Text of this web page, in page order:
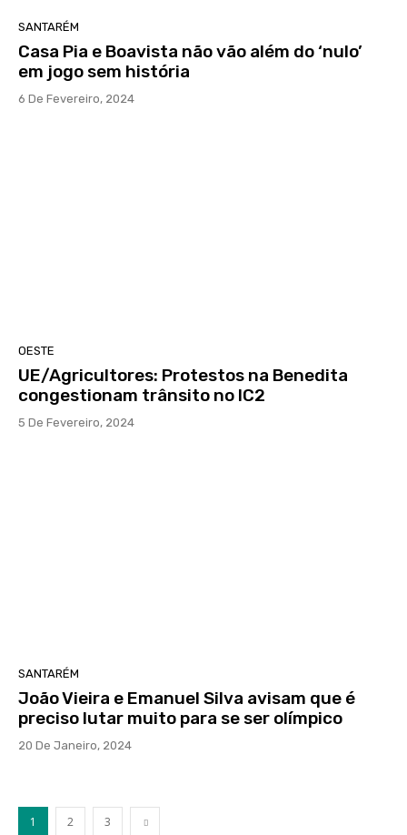
SANTARÉM
Casa Pia e Boavista não vão além do ‘nulo’
em jogo sem história
6 De Fevereiro, 2024
OESTE
UE/Agricultores: Protestos na Benedita
congestionam trânsito no IC2
5 De Fevereiro, 2024
SANTARÉM
João Vieira e Emanuel Silva avisam que é
preciso lutar muito para se ser olímpico
20 De Janeiro, 2024
1 2 3